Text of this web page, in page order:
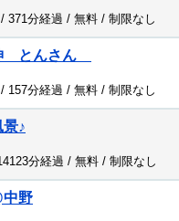
/ 371分経過 / 無料 / 制限なし
とんさん
/ 157分経過 / 無料 / 制限なし
♪
分経過 / 無料 / 制限なし
中野